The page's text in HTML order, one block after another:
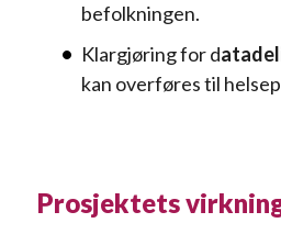
befolkningen.
Klargjøring for d
kan overføres til
Prosjektets